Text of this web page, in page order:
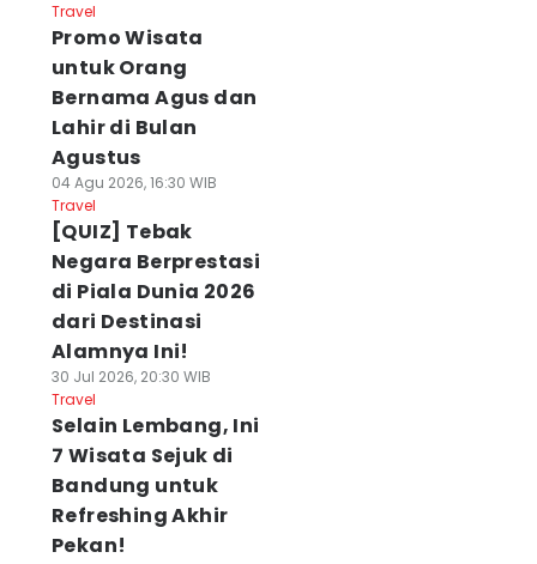
Travel
Promo Wisata
untuk Orang
Bernama Agus dan
Lahir di Bulan
Agustus
04 Agu 2026, 16:30 WIB
Travel
[QUIZ] Tebak
Negara Berprestasi
di Piala Dunia 2026
dari Destinasi
Alamnya Ini!
30 Jul 2026, 20:30 WIB
Travel
Selain Lembang, Ini
7 Wisata Sejuk di
Bandung untuk
Refreshing Akhir
Pekan!